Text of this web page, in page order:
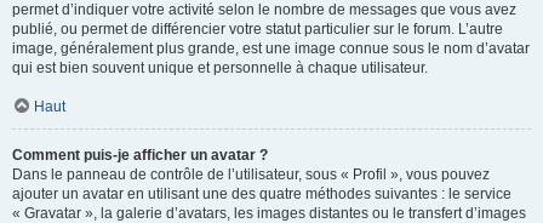
permet d’indiquer votre activité selon le nombre de messages que vous avez
publié, ou permet de différencier votre statut particulier sur le forum. L’autre
image, généralement plus grande, est une image connue sous le nom d’avatar
qui est bien souvent unique et personnelle à chaque utilisateur.
Haut
Comment puis-je afficher un avatar ?
Dans le panneau de contrôle de l’utilisateur, sous « Profil », vous pouvez
ajouter un avatar en utilisant une des quatre méthodes suivantes : le service
« Gravatar », la galerie d’avatars, les images distantes ou le transfert d’images